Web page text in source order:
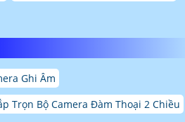
Ghi Âm
Trọn Bộ Camera Đàm Thoại 2 Chiều